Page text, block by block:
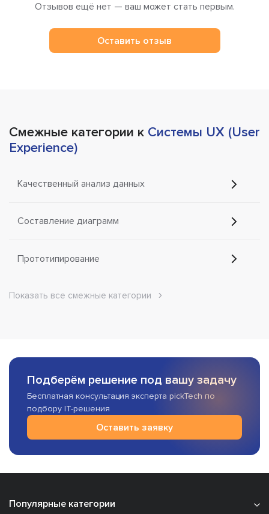
Отзывов ещё нет — ваш может стать первым.
Оставить отзыв
Смежные категории к Системы UX (User
Experience)
Качественный анализ данных
Составление диаграмм
Прототипирование
Показать все смежные категории
Подберём решение под вашу задачу
Бесплатная консультация эксперта pickTech по
подбору IT-решения
Оставить заявку
Популярные категории